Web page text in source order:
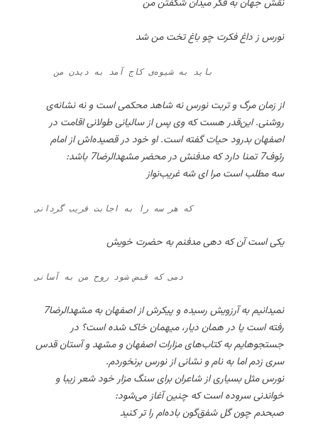
نقش جهان به فکر میدان شکفتن من
نورس ز داغ فکرت چو باغ تخت من شد
    باید به شیوه‌ی کاج آمد به دیدن من
از زمان مرگ و تربت نورس نه شاهد محکمی است و نه نشانه‌ی
روشنی. این‌قدر هست که وی پس از سالیانی طولانی اقامت در
اصفهان بدرود حیات گفته است. او خود در قصیده‌اش از امام
رئوف7 تمنا دارد که مدفنش در محضر مشهدالرضا7 باشد:
سه مطلب است مرا ای شه غریب‌نواز
که هر سه را به اجابت قریب گردانی
یکی است آن که دهی مدفنم به حضرت خویش
دمی که قبض شود روح من به آسانی
نمیدانیم به آرزویش رسیده و پیکرش از اصفهان به مشهدالرضا7
رفته است یا در همان دیار، میهمان خاک شده است؟ در
جستجوهایم به کتاب‌های مزارات اصفهان و مشهد و آستان قدس
سری زدم اما به نام و نشانی از نورس برنخوردم.
نورس مثل بسیاری از شاعران برای سنگ مزار خود شعر زیبا و
خواندنی سروده است که چنین آغاز می‌شود:
صبحدم چون گل شفق‌گون باده‌ام را تر کنید